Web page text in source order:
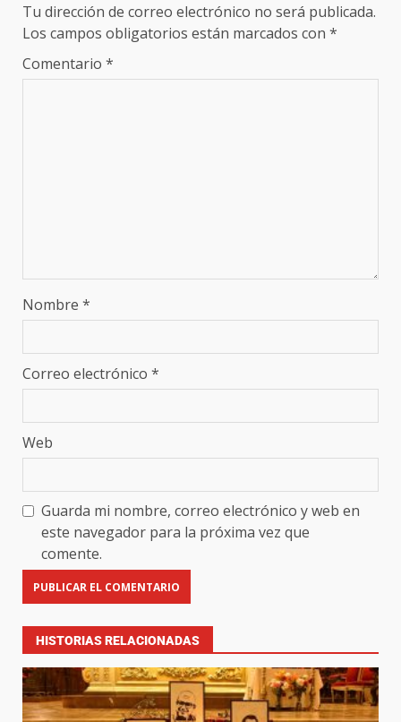
Tu dirección de correo electrónico no será publicada.
Los campos obligatorios están marcados con *
Comentario *
Nombre *
Correo electrónico *
Web
Guarda mi nombre, correo electrónico y web en
este navegador para la próxima vez que
comente.
HISTORIAS RELACIONADAS